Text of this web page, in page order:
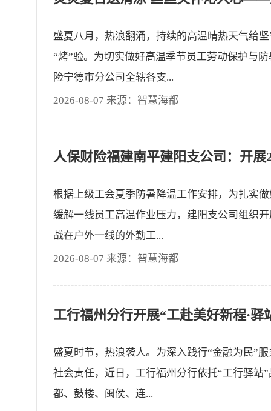
盛夏八月，热浪翻涌，持续的高温晴热天气给
“烤”验。为切实做好高温季节员工劳动保护与
险宁德市分公司全辖各支...
2026-08-07 来源：智慧海都
根据上级工会夏季防暑降温工作安排，为扎实
缓解一线员工高温作业压力，建阳支公司组织
战在户外一线的外勤工...
2026-08-07 来源：智慧海都
盛夏时节，热浪袭人。为深入践行“金融为民”
社会责任，近日，工行福州分行依托“工行驿站
都、鼓楼、闽侯、连...